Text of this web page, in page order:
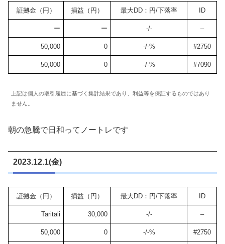
証拠金（円） 損益（円） 最大DD：円/下落率 ID
ー ー -/- –
50,000 0 -/-% #2750
50,000 0 -/-% #7090
上記は個人の取引履歴に基づく集計結果であり、利益等を保証するものではあり
ません。
朝の急騰で日和ってノートレです
2023.12.1(金)
証拠金（円） 損益（円） 最大DD：円/下落率 ID
Taritali 30,000 -/- –
50,000 0 -/-% #2750